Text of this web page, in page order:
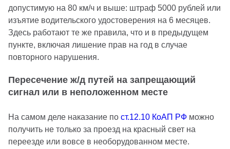
допустимую на 80 км/ч и выше: штраф 5000 рублей или
изъятие водительского удостоверения на 6 месяцев.
Здесь работают те же правила, что и в предыдущем
пункте, включая лишение прав на год в случае
повторного нарушения.
Пересечение ж/д путей на запрещающий
сигнал или в неположенном месте
На самом деле наказание по ст.12.10 КоАП РФ можно
получить не только за проезд на красный свет на
переезде или вовсе в необорудованном месте.